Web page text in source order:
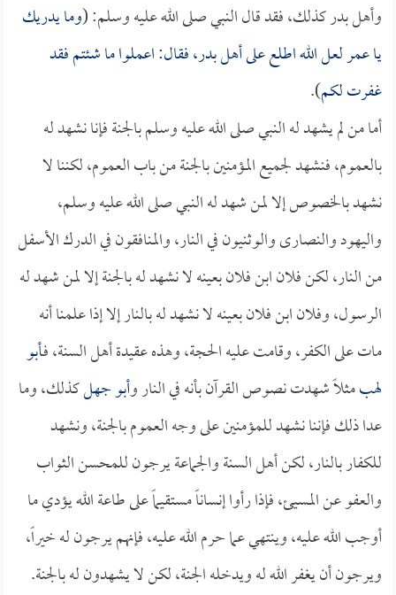
وأهل بدر كذلك، فقد قال النبي صلى الله عليه وسلم: (وما يدريك
ياعمرلعل الله اطلع على أهل بدر، فقال: اعملوا ما شئتم فقد
غفرت لكم).
أما من لم يشهد له النبي صلى الله عليه وسلم بالجنة فإنا نشهد له
بالعموم، فنشهد لجميع المؤمنين بالجنة من باب العموم، لكننا لا
نشهد بالخصوص إلا لمن شهد له النبي صلى الله عليه وسلم،
واليهود والنصارى والوثنيون في النار، والمنافقون في الدرك الأسفل
من النار، لكن فلان ابن فلان بعينه لا نشهد له بالجنة إلا لمن شهد له
الرسول، وفلان ابن فلان بعينه لا نشهد له بالنار إلا إذا علمنا أنه
مات على الكفر، وقامت عليه الحجة، وهذه عقيدة أهل السنة، فـأبو
لهبمثلاً شهدت نصوص القرآن بأنه في النار وأبو جهلكذلك، وما
عدا ذلك فإننا نشهد للمؤمنين على وجه العموم بالجنة، ونشهد
للكفار بالنار، لكن أهل السنة والجماعة يرجون للمحسن الثواب
والعفو عن المسيئ، فإذا رأوا إنساناً مستقيماً على طاعة الله يؤدي ما
أوجب الله عليه، وينتهي عما حرم الله عليه، فإنهم يرجون له خيراً،
ويرجون أن يغفر الله له ويدخله الجنة، لكن لا يشهدون له بالجنة.